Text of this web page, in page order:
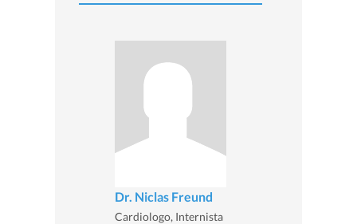
Dr. Niclas Freund
Cardiologo, Internista